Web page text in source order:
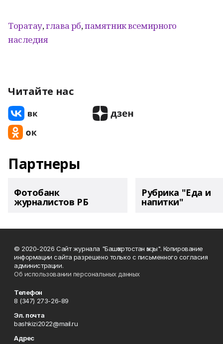
Торатау,глава рб,памятник всемирного
наследия
Читайте нас
Партнеры
Фотобанк
журналистов РБ
Рубрика "Еда и
напитки"
© 2020-2026 Сайт журнала "Башҡортостан ҡыҙы". Копирование
информации сайта разрешено только с письменного согласия
администрации.
Об использовании персональных данных
Телефон
8 (347) 273-26-89
Эл. почта
bashkizi2022@mail.ru
Адрес